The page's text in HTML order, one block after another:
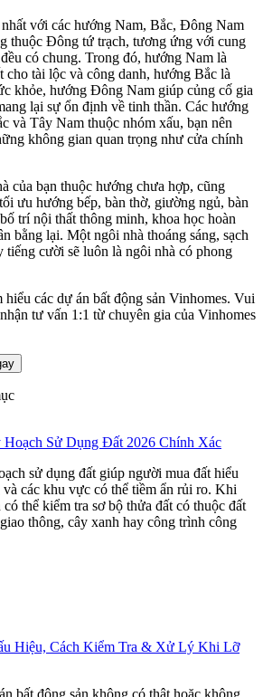
với các hướng Nam, Bắc, Đông Nam
thuộc Đông tứ trạch, tương ứng với cung
có chung. Trong đó, hướng Nam là
tài lộc và công danh, hướng Bắc là
khỏe, hướng Đông Nam giúp củng cố gia
lại sự ổn định về tinh thần. Các hướng
và Tây Nam thuộc nhóm xấu, bạn nên
không gian quan trọng như cửa chính
của bạn thuộc hướng chưa hợp, cũng
ưu hướng bếp, bàn thờ, giường ngủ, bàn
trí nội thất thông minh, khoa học hoàn
bằng lại. Một ngôi nhà thoáng sáng, sạch
tiếng cười sẽ luôn là ngôi nhà có phong
các dự án bất động sản Vinhomes. Vui
tư vấn 1:1 từ chuyên gia của Vinhomes
Sử Dụng Đất 2026 Chính Xác
sử dụng đất giúp người mua đất hiểu
các khu vực có thể tiềm ẩn rủi ro. Khi
thể kiểm tra sơ bộ thửa đất có thuộc đất
thông, cây xanh hay công trình công
Hiệu, Cách Kiểm Tra & Xử Lý Khi Lỡ